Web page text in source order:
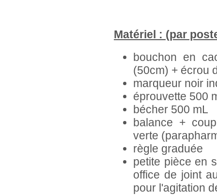
Matériel : (par
bouchon en
(50cm) + écrou
marqueur noir
éprouvette 500
bécher 500 mL
balance +
verte
règle graduée
petite pièce en
office de joint
pour l'agitation